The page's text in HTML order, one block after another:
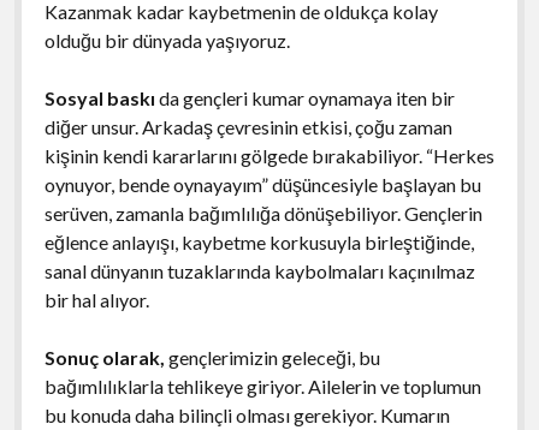
Kazanmak kadar kaybetmenin de oldukça kolay
olduğu bir dünyada yaşıyoruz.
Sosyal baskı da gençleri kumar oynamaya iten bir
diğer unsur. Arkadaş çevresinin etkisi, çoğu zaman
kişinin kendi kararlarını gölgede bırakabiliyor. “Herkes
oynuyor, bende oynayayım” düşüncesiyle başlayan bu
serüven, zamanla bağımlılığa dönüşebiliyor. Gençlerin
eğlence anlayışı, kaybetme korkusuyla birleştiğinde,
sanal dünyanın tuzaklarında kaybolmaları kaçınılmaz
bir hal alıyor.
Sonuç olarak, gençlerimizin geleceği, bu
bağımlılıklarla tehlikeye giriyor. Ailelerin ve toplumun
bu konuda daha bilinçli olması gerekiyor. Kumarın